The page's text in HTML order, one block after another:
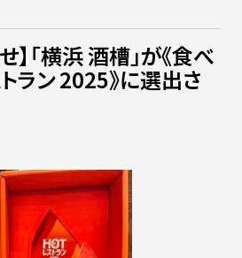
】「横浜 酒槽」が《食べ
ラン 2025》に選出さ